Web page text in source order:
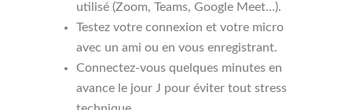
utilisé (Zoom, Teams, Google Meet…).
Testez votre connexion et votre micro
avec un ami ou en vous enregistrant.
Connectez-vous quelques minutes en
avance le jour J pour éviter tout stress